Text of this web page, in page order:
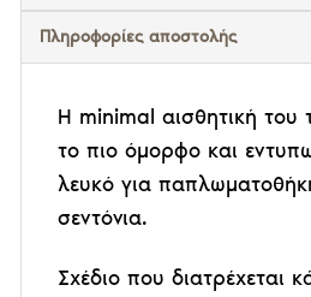
Πληροφορίες αποστολής
Η minimal αισθητική του
το πιο όμορφο και
λευκό για
σεντόνια.
Σχέδιο που διατρέχεται